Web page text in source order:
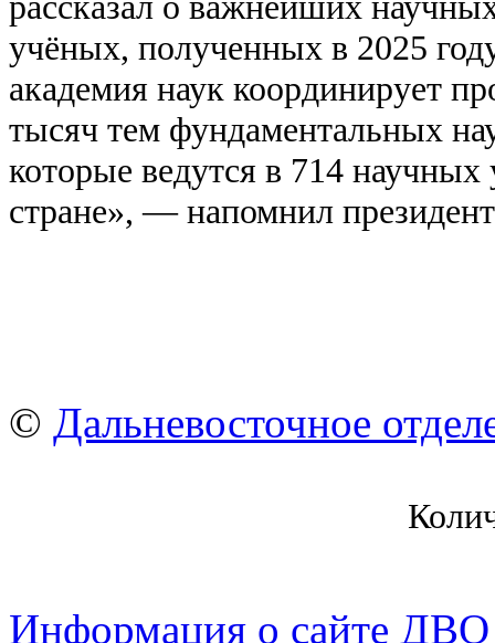
учёных, полученных в 2025
академия наук координирует
тысяч тем фундаментальных
которые ведутся в 714
стране», — напомнил
© Дальневосточное
Информация о сайте